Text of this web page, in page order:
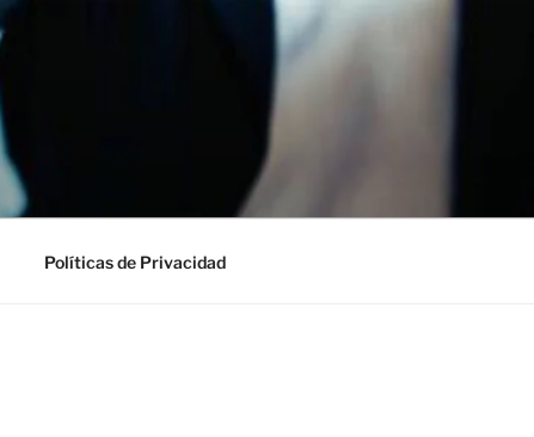
Políticas de Privacidad